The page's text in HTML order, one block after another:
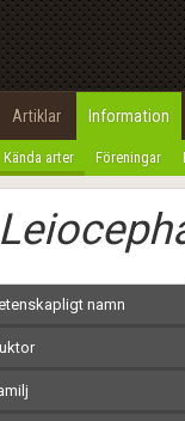
Artiklar Information
Kända arter Föreningar
namn
integritetspolicy
Namn:
Epost:
Användarnamn:
Lösenord:
Terms of Service
Begär